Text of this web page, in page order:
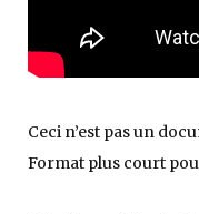
Ceci n’est pas un
Format plus court